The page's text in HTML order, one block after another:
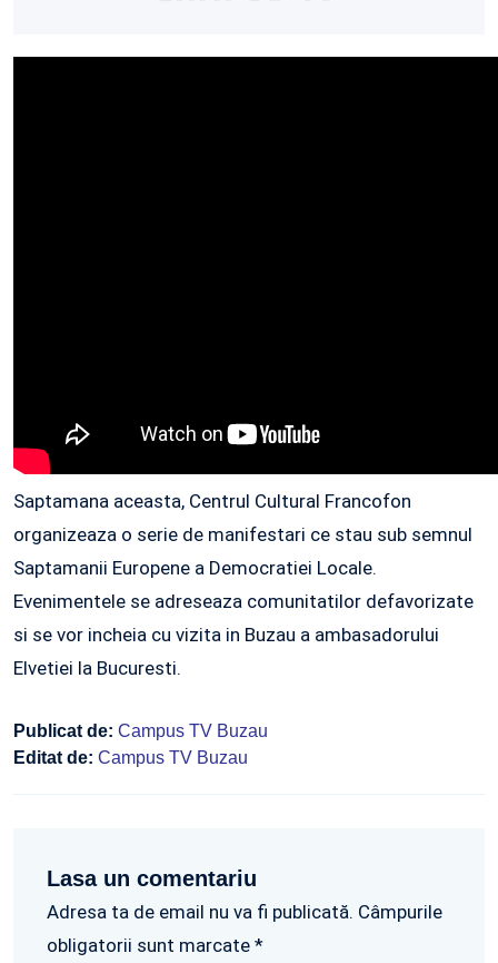
Saptamana aceasta, Centrul Cultural Francofon
organizeaza o serie de manifestari ce stau sub semnul
Saptamanii Europene a Democratiei Locale.
Evenimentele se adreseaza comunitatilor defavorizate
si se vor incheia cu vizita in Buzau a ambasadorului
Elvetiei la Bucuresti.
Publicat de: Campus TV Buzau
Editat de: Campus TV Buzau
Lasa un comentariu
Adresa ta de email nu va fi publicată. Câmpurile
obligatorii sunt marcate *